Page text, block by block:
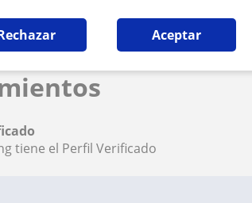
Aceptar
tiene el Perfil Verificado